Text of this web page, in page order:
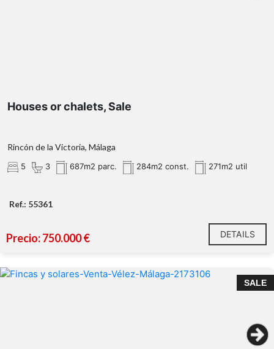
Houses or chalets, Sale
Rincón de la Victoria, Málaga
5 3 687m2 parc. 284m2 const. 271m2 util
Ref.: 55361
Precio: 750.000 € DETAILS
SALE